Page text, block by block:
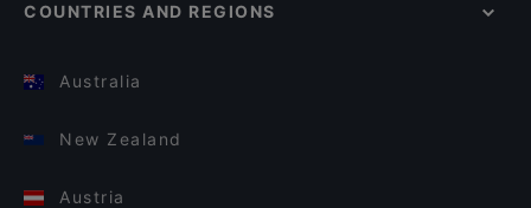
COUNTRIES AND REGIONS
Australia
New Zealand
Austria